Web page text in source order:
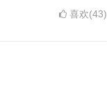
喜欢(43)